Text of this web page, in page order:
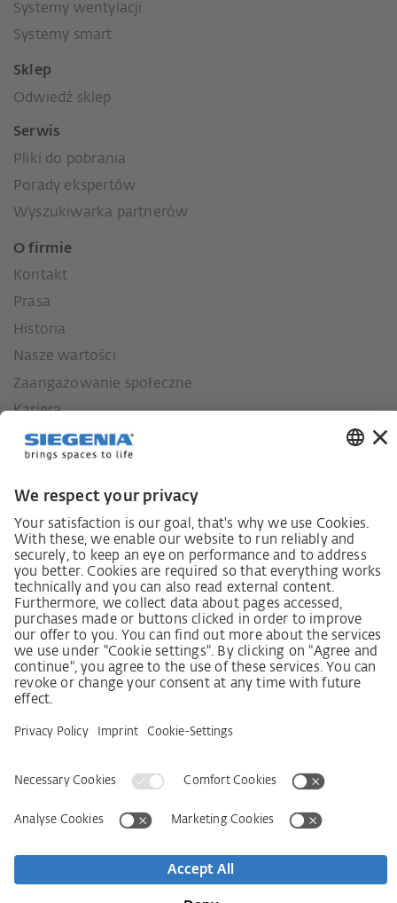
Systemy wentylacji
Systemy smart
Sklep
Odwiedź sklep
Serwis
Pliki do pobrania
Porady ekspertów
Wyszukiwarka partnerów
O firmie
Kontakt
Prasa
Historia
Nasze wartości
Zaangażowanie społeczne
Kariera
Ustawa o nadzorze nad łańcuchami dostaw
Kodeks postępowania dostawcy
Informacja dotycząca ustawy o należytej staranności
w łańcuchu dostaw (niem. LkSG)
Deklaracja zasad strategii w zakresie praw człowieka
Procedura składania skarg zgodnie z §§ 8, 9 ustawy o
Oświadczenie o ochronie danych osobowych